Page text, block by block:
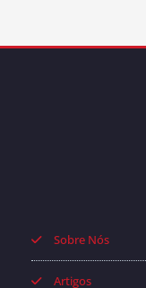
Sobre Nós
Artigos